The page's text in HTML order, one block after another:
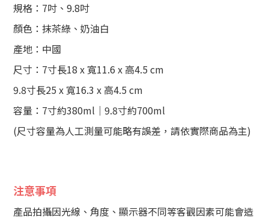
規格：7吋、9.8吋
顏色：抹茶綠、奶油白
產地：中國
尺寸：7寸長18 x 寬11.6 x 高4.5 cm
9.8寸長25 x 寬16.3 x 高4.5 cm
容量：7寸約380ml｜9.8寸約700ml
(尺寸容量為人工測量可能略有誤差，請依實際商品為主)
注意事項
產品拍攝因光線、角度、顯示器不同等客觀因素可能會造